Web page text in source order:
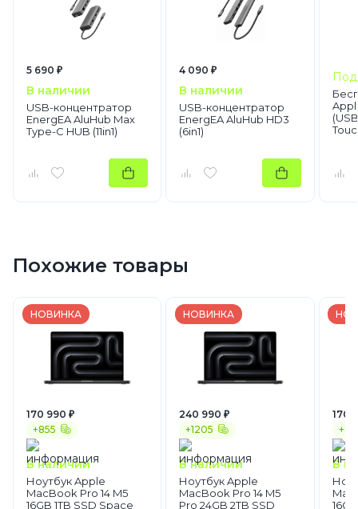
5 690 ₽
В наличии
USB-концентратор
EnergEA AluHub Max
Type-C HUB (11in1)
4 090 ₽
В наличии
USB-концентратор
EnergEA AluHub HD3
(6in1)
Под
Похожие товары
НОВИНКА
+855
170 990 ₽
В наличии
Ноутбук Apple
MacBook Pro 14 M5
16GB 1TB SSD Space
НОВИНКА
+1205
240 990 ₽
В наличии
Ноутбук Apple
MacBook Pro 14 M5
Pro 24GB 2TB SSD
170
В